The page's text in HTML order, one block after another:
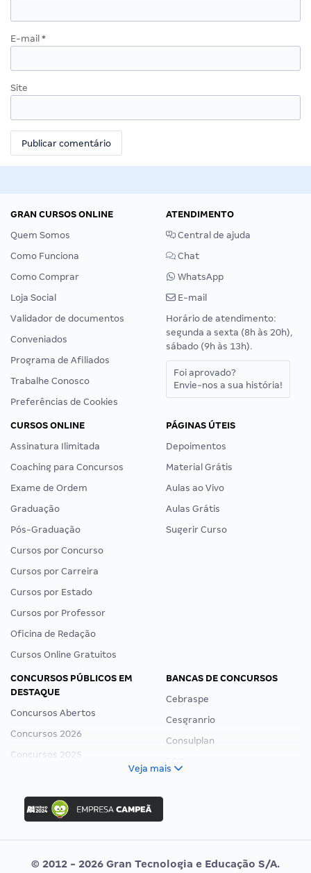
E-mail *
Site
GRAN CURSOS ONLINE
Quem Somos
Como Funciona
Como Comprar
Loja Social
Validador de documentos
Conveniados
Programa de Afiliados
Trabalhe Conosco
Preferências de Cookies
ATENDIMENTO
Central de ajuda
Chat
WhatsApp
E-mail
Horário de atendimento:
segunda a sexta (8h às 20h),
sábado (9h às 13h).
Foi aprovado?
Envie-nos a sua história!
CURSOS ONLINE
Assinatura Ilimitada
Coaching para Concursos
Exame de Ordem
Graduação
Pós-Graduação
Cursos por Concurso
Cursos por Carreira
Cursos por Estado
Cursos por Professor
Oficina de Redação
Cursos Online Gratuitos
PÁGINAS ÚTEIS
Depoimentos
Material Grátis
Aulas ao Vivo
Aulas Grátis
Sugerir Curso
CONCURSOS PÚBLICOS EM
DESTAQUE
Concursos Abertos
Concursos 2026
Concursos 2025
Concurso Ibama
Concurso MPU
Editais publicados
BANCAS DE CONCURSOS
Cebraspe
Cesgranrio
Consulplan
Vunesp
Veja mais
© 2012 - 2026 Gran Tecnologia e Educação S/A.